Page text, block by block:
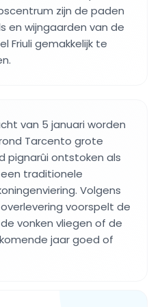
zijn de paden
en wijngaarden van de
Friuli gemakkelijk te
van 5 januari worden
Tarcento grote
pignarûi ontstoken als
traditionele
Volgens
voorspelt de
vonken vliegen of de
jaar goed of